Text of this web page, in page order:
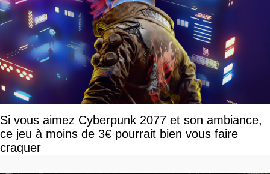
Si vous aimez Cyberpunk 2077 et son ambiance,
ce jeu à moins de 3€ pourrait bien vous faire
craquer